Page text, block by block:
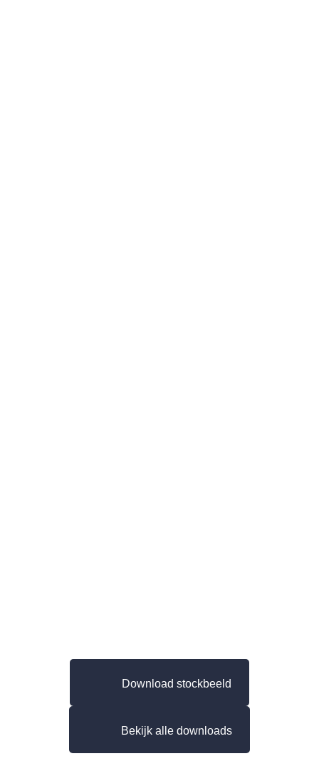
Download stockbeeld
Bekijk alle downloads